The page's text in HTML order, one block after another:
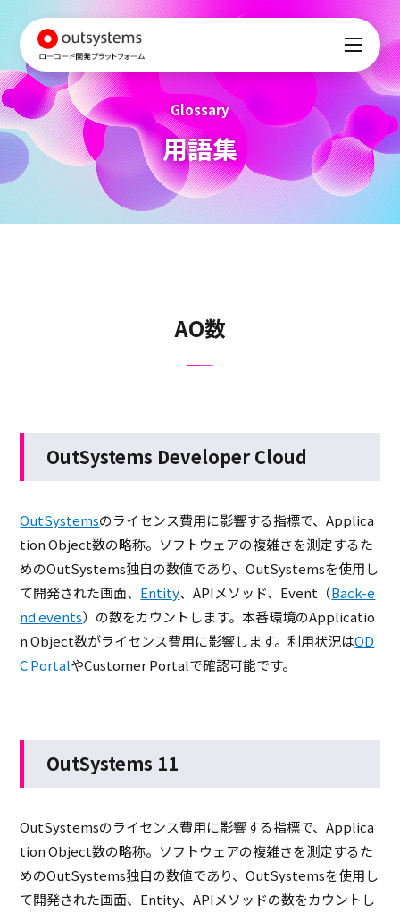
Glossary
用語集
AO数
OutSystems Developer Cloud
OutSystemsのライセンス費用に影響する指標で、Applica
tion Object数の略称。ソフトウェアの複雑さを測定するた
めのOutSystems独自の数値であり、OutSystemsを使用し
て開発された画面、 Entity、APIメソッド、Event（Back-e
nd events）の数をカウントします。本番環境のApplicatio
n Object数がライセンス費用に影響します。利用状況はOD
C PortalやCustomer Portalで確認可能です。
OutSystems 11
OutSystemsのライセンス費用に影響する指標で、Applica
tion Object数の略称。ソフトウェアの複雑さを測定するた
めのOutSystems独自の数値であり、OutSystemsを使用し
て開発された画面、Entity、APIメソッドの数をカウントし